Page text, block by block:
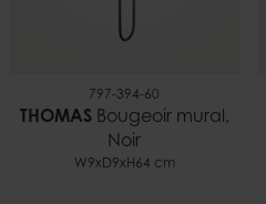
797-394-60
THOMASBougeoir mural,
Noir
W9xD9xH64 cm